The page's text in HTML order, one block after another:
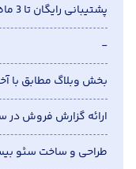
پشتیبانی رایگان تا 3 ماه بعد از تحویل سایت
-
بخش وبلاگ مطابق با
ارائه گزارش فروش در
طراحی و ساخت سئو